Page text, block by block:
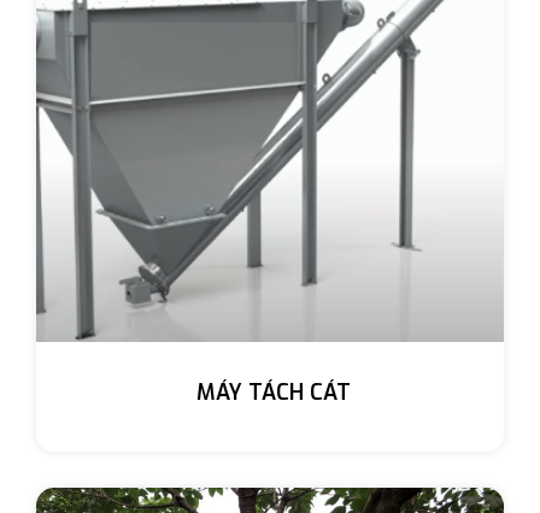
MÁY TÁCH CÁT